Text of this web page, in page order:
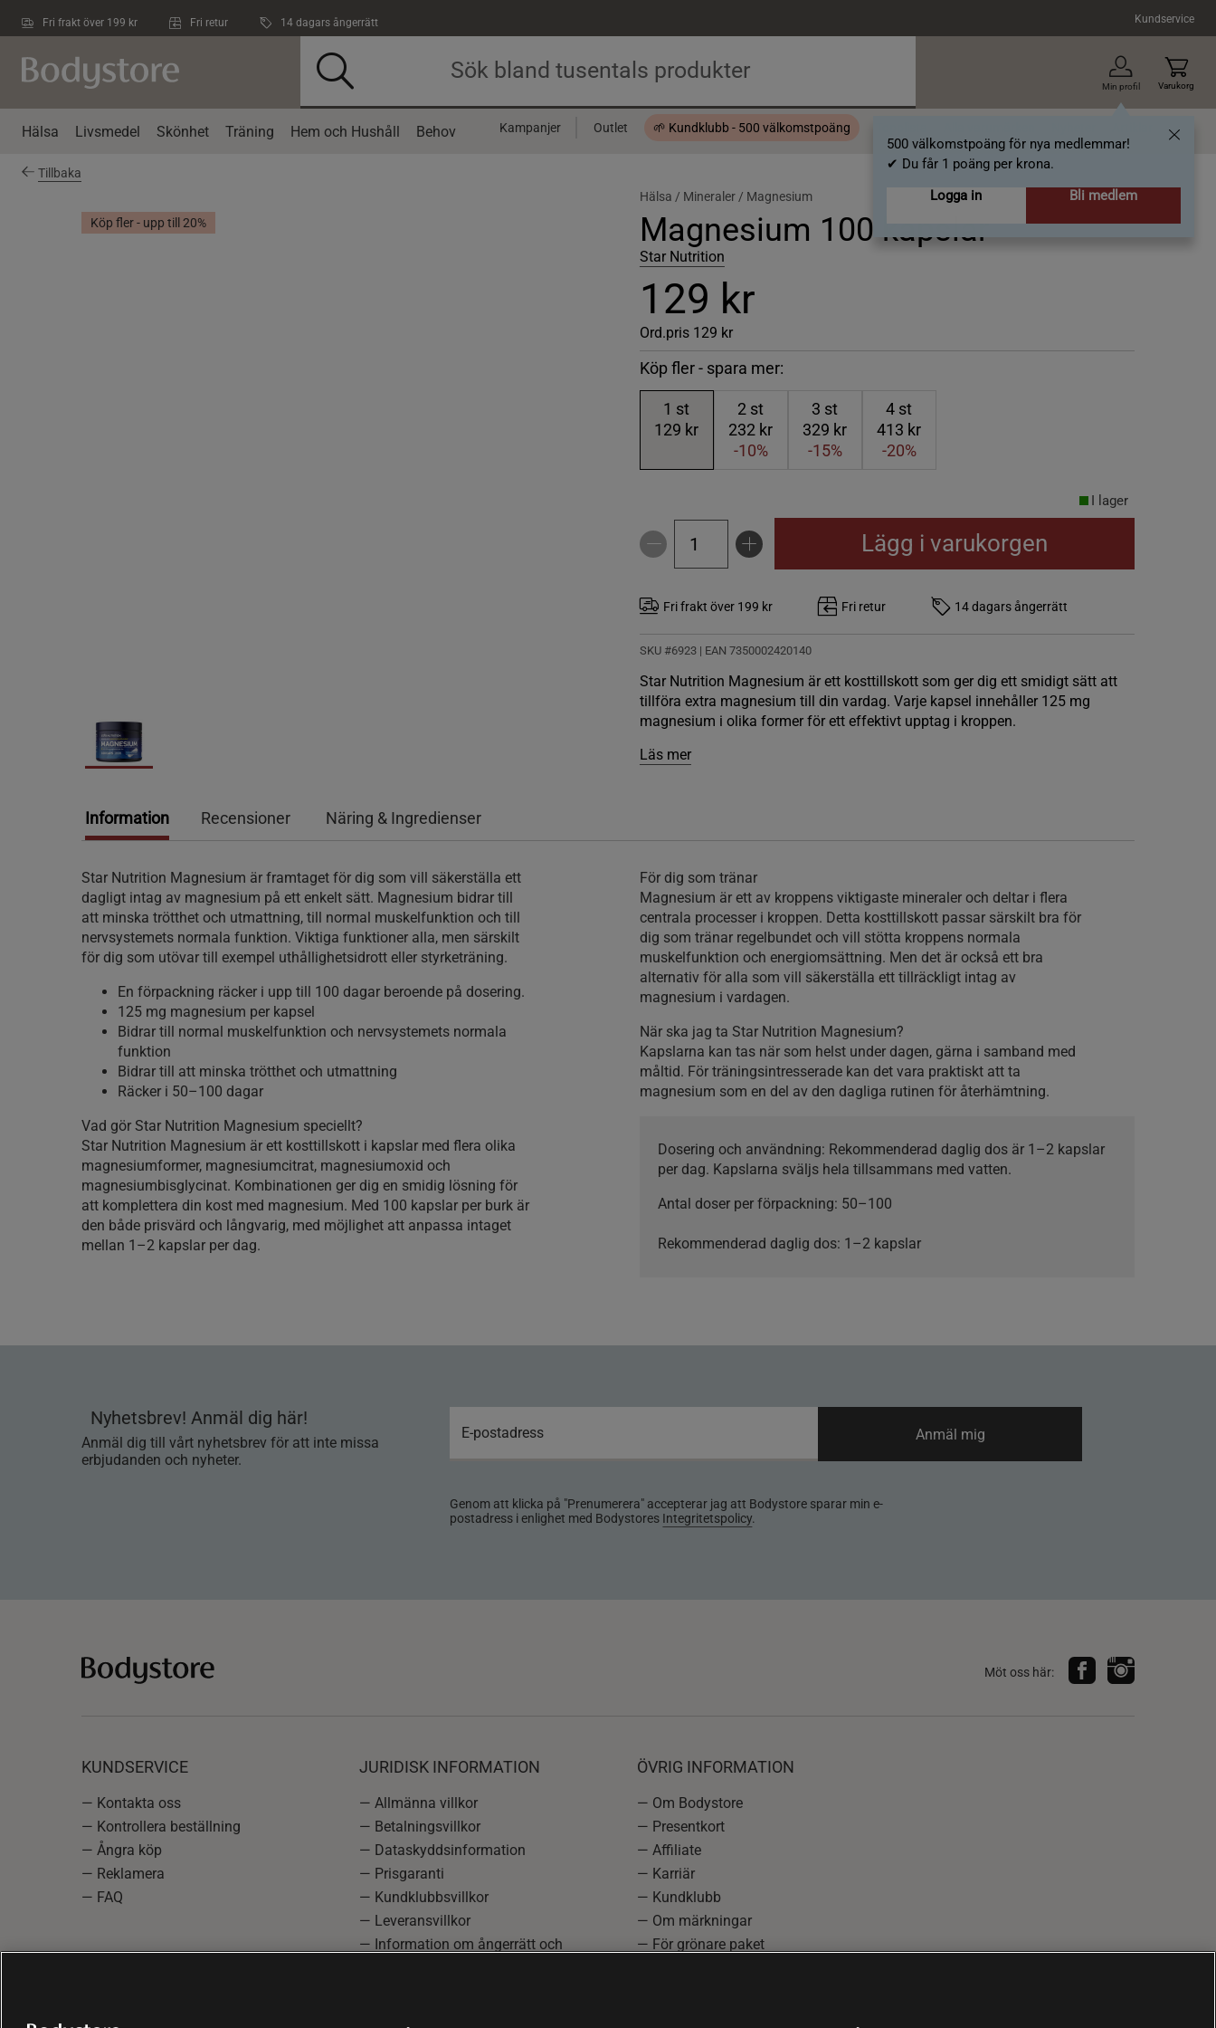
Fri frakt över 199 kr Fri retur 14 dagars ångerrätt Kundservice
Min profil
500 välkomstpoäng för nya medlemmar!
✔ Du får 1 poäng per krona.
Logga in
Bli medlem
Varukorg
Hälsa Livsmedel Skönhet Träning Hem och Hushåll Behov Kampanjer Outlet 🌱 Kundklubb - 500 välkomstpoäng
Tillbaka
Köp fler - upp till 20%
Hälsa / Mineraler / Magnesium
Magnesium 100 kapslar
Star Nutrition
129 kr
Ord.pris 129 kr
Köp fler - spara mer:
1 st
129 kr
2 st
232 kr
-10%
3 st
329 kr
-15%
4 st
413 kr
-20%
I lager
Lägg i varukorgen
Fri frakt över 199 kr Fri retur 14 dagars ångerrätt
SKU #6923 | EAN 7350002420140
Star Nutrition Magnesium är ett kosttillskott som ger dig ett smidigt sätt att
tillföra extra magnesium till din vardag. Varje kapsel innehåller 125 mg
magnesium i olika former för ett effektivt upptag i kroppen.
Läs mer
Information Recensioner Näring & Ingredienser
Star Nutrition Magnesium är framtaget för dig som vill säkerställa ett
dagligt intag av magnesium på ett enkelt sätt. Magnesium bidrar till
att minska trötthet och utmattning, till normal muskelfunktion och till
nervsystemets normala funktion. Viktiga funktioner alla, men särskilt
för dig som utövar till exempel uthållighetsidrott eller styrketräning.
En förpackning räcker i upp till 100 dagar beroende på dosering.
125 mg magnesium per kapsel
Bidrar till normal muskelfunktion och nervsystemets normala
funktion
Bidrar till att minska trötthet och utmattning
Räcker i 50–100 dagar
Vad gör Star Nutrition Magnesium speciellt?
Star Nutrition Magnesium är ett kosttillskott i kapslar med flera olika
magnesiumformer, magnesiumcitrat, magnesiumoxid och
magnesiumbisglycinat. Kombinationen ger dig en smidig lösning för
att komplettera din kost med magnesium. Med 100 kapslar per burk är
den både prisvärd och långvarig, med möjlighet att anpassa intaget
mellan 1–2 kapslar per dag.
För dig som tränar
Magnesium är ett av kroppens viktigaste mineraler och deltar i flera
centrala processer i kroppen. Detta kosttillskott passar särskilt bra för
dig som tränar regelbundet och vill stötta kroppens normala
muskelfunktion och energiomsättning. Men det är också ett bra
alternativ för alla som vill säkerställa ett tillräckligt intag av
magnesium i vardagen.
När ska jag ta Star Nutrition Magnesium?
Kapslarna kan tas när som helst under dagen, gärna i samband med
måltid. För träningsintresserade kan det vara praktiskt att ta
magnesium som en del av den dagliga rutinen för återhämtning.
Dosering och användning: Rekommenderad daglig dos är 1–2 kapslar
per dag. Kapslarna sväljs hela tillsammans med vatten.
Antal doser per förpackning: 50–100
Rekommenderad daglig dos: 1–2 kapslar
Nyhetsbrev! Anmäl dig här!
Anmäl dig till vårt nyhetsbrev för att inte missa
erbjudanden och nyheter.
Genom att klicka på "Prenumerera" accepterar jag att Bodystore sparar min e-
postadress i enlighet med Bodystores Integritetspolicy.
Anmäl mig
Möt oss här:
KUNDSERVICE
— Kontakta oss
— Kontrollera beställning
— Ångra köp
— Reklamera
— FAQ
JURIDISK INFORMATION
— Allmänna villkor
— Betalningsvillkor
— Dataskyddsinformation
— Prisgaranti
— Kundklubbsvillkor
— Leveransvillkor
— Information om ångerrätt och
ÖVRIG INFORMATION
— Om Bodystore
— Presentkort
— Affiliate
— Karriär
— Kundklubb
— Om märkningar
— För grönare paket